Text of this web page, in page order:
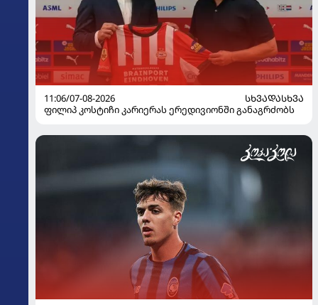
11:06/07-08-2026
ᲡᲮᲕᲐᲓᲐᲡᲮᲕᲐ
ფილიპ კოსტიჩი კარიერას ერედივიონში განაგრძობს